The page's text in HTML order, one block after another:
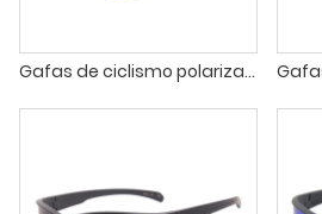
Gafas de ciclismo polarizadas al aire libre para hombres y mujeres, gafas para bicicleta de montaña, gafas de sol deportivas ligeras TR90 para montar en bicicleta, triatlón para correr